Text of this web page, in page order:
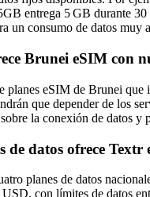
entrega 5 GB durante
un consumo de datos muy
Brunei eSIM con
planes eSIM de Brunei
que depender de los
la conexión de datos y
de datos ofrece
planes de datos
con límites de datos